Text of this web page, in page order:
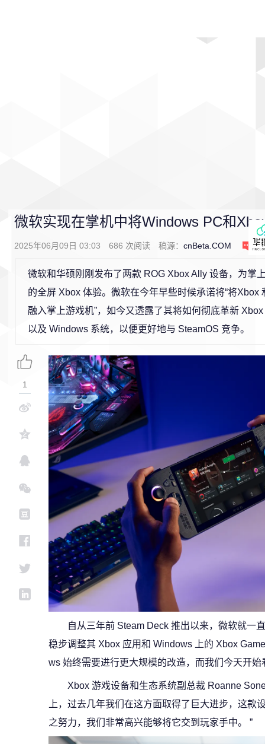
微软实现在掌机中将Windows PC和
2025年06月09日 03:03 686 次阅读 稿源： cnBeta.COM 0
微软和华硕刚刚发布了两款 ROG Xbox Ally 设备，为掌
的全屏 Xbox 体验。微软在今年早些时候承诺将“将Xbox
融入掌上游戏机”，如今又透露了其将如何彻底革新
以及 Windows 系统，以便更好地与 SteamOS 竞争。
自从三年前 Steam Deck 推出以来，微软就一
稳步调整其 Xbox 应用和 Windows 上的 Xbox
ws 始终需要进行更大规模的改造，而我们今天开
Xbox 游戏设备和生态系统副总裁 Roanne
上，过去几年我们在这方面取得了巨大进步，这款
之努力，我们非常高兴能够将它交到玩家手中。 ”
1